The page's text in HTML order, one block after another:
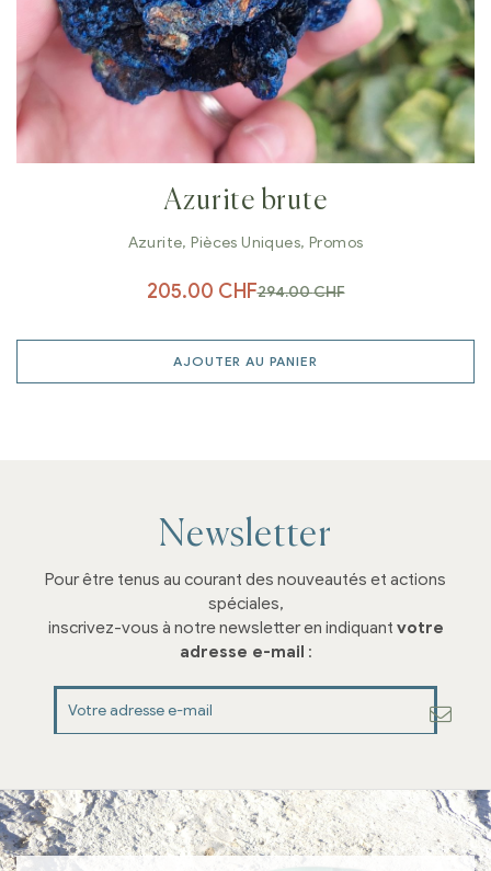
Azurite brute
Azurite,Pièces Uniques, Promos
294.00CHF
205.00 CHF
AJOUTER AU PANIER
Newsletter
Pour être tenus au courant des nouveautés et actions
spéciales,
inscrivez-vous à notre newsletter en indiquant votre
adresse e-mail :